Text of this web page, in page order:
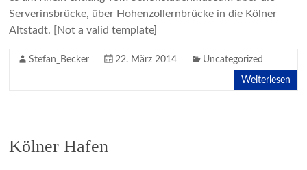
Serverinsbrücke, über Hohenzollernbrücke in die Kölner
Altstadt. [Not a valid template]
Stefan_Becker 22. März 2014 Uncategorized
Weiterlesen
Kölner Hafen